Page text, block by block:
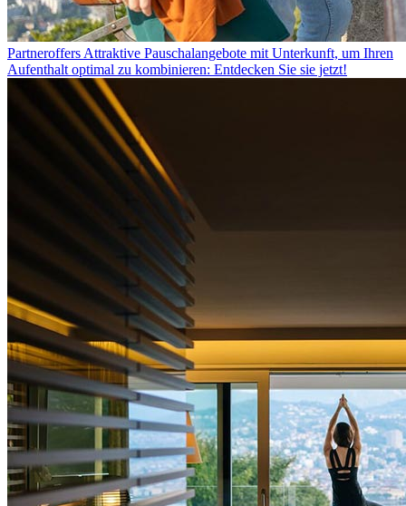
Partneroffers Attraktive Pauschalangebote mit Unterkunft, um Ihren
Aufenthalt optimal zu kombinieren: Entdecken Sie sie jetzt!